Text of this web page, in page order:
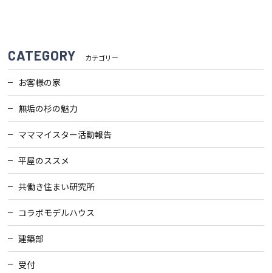
CATEGORY カテゴリー
お客様の家
無垢の杉の魅力
マママイスター活動報告
平屋のススメ
共働き住まい研究所
コラボモデルハウス
建築部
受付